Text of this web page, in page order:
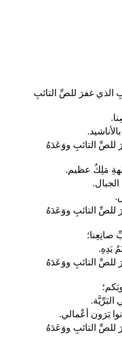
الذي غفرَ للصِّ التائبِ
للصِّ التائبِ ووَعَدَهُ
مَلِكٌ عظيم.
للصِّ التائبِ ووَعَدَهُ
صانِعِنا؛
يَدِهِ.
للصِّ التائبِ ووَعَدَهُ
يَرَون أعْمالي.
للصِّ التائبِ ووَعَدَهُ